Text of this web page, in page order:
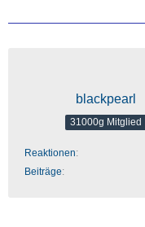
blackpearl
31000g Mitglied
Reaktionen
Beiträge